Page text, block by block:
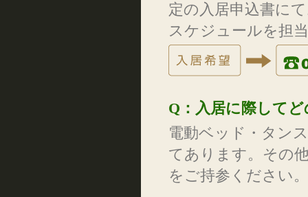
定の入居申込書に
スケジュールを担
Q：入居に際して
電動ベッド・タン
てあります。その
をご持参ください。